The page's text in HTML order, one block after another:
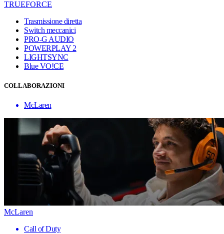
TRUEFORCE
Trasmissione diretta
Switch meccanici
PRO-G AUDIO
POWERPLAY 2
LIGHTSYNC
Blue VO!CE
COLLABORAZIONI
McLaren
McLaren
Call of Duty